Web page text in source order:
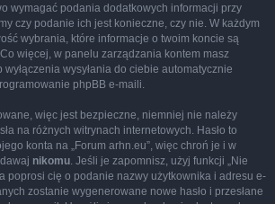
wymagać podania dodatkowych informacji przy
czy podanie ich jest konieczne, czy nie. W każdym
wybrania, które informacje o twoim koncie są
więcej, w panelu zarządzania kontem masz
wyłączenia wysyłania do ciebie automatycznie
phpBB e-maili.
więc jest bezpieczne, niemniej nie należy
na różnych witrynach internetowych. Hasło to
konta na „Forum arhn.eu”, więc chroń je i w
nikomu. Jeśli je zapomnisz, użyj funkcji „Nie
poprosi cię o podanie nazwy użytkownika i adresu e-
zostanie wygenerowane nowe hasło i przesłane